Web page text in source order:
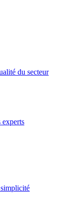
du secteur
experts